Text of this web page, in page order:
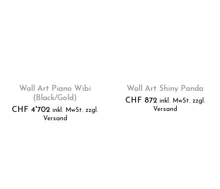
Wall Art Piano Wibi
(Black/Gold)
CHF 4'702 inkl. MwSt. zzgl.
Versand
Wall Art Shiny Panda
CHF 872 inkl. MwSt. zzgl.
Versand